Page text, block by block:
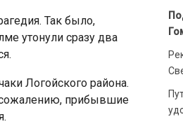
Так было,
утонули сразу два
Логойского района.
прибывшие